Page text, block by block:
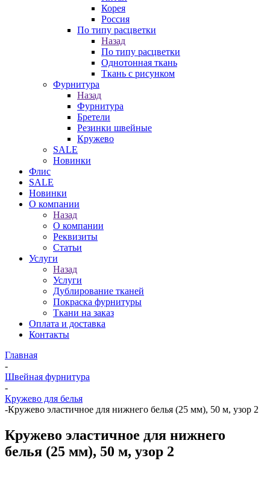
Корея
Россия
По типу расцветки
Назад
По типу расцветки
Однотонная ткань
Ткань с рисунком
Фурнитура
Назад
Фурнитура
Бретели
Резинки швейные
Кружево
SALE
Новинки
Флис
SALE
Новинки
О компании
Назад
О компании
Реквизиты
Статьи
Услуги
Назад
Услуги
Дублирование тканей
Покраска фурнитуры
Ткани на заказ
Оплата и доставка
Контакты
Главная
-
Швейная фурнитура
-
Кружево для белья
-Кружево эластичное для нижнего белья (25 мм), 50 м, узор 2
Кружево эластичное для нижнего
белья (25 мм), 50 м, узор 2